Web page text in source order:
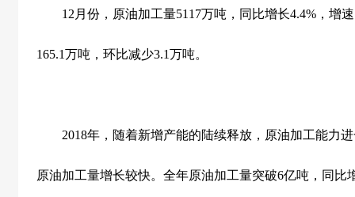
12 月份，原油加工量5117万吨，同比增长4.4% ，增
165.1万吨，环比减少3.1万吨。
2018年，随着新增产能的陆续释放，原油加工能力
原油加工量增长较快。全年原油加工量突破6亿吨，同比